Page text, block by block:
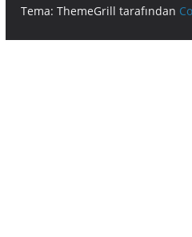
Tema: ThemeGrill tarafından